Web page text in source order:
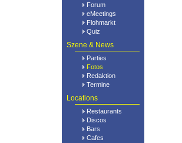
Forum
eMeetings
Flohmarkt
Quiz
Szene & News
Parties
Fotos
Redaktion
Termine
Locations
Restaurants
Discos
Bars
Cafes